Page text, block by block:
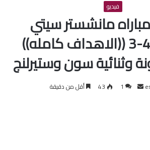
فيديو
مانشستر سيتي
وتوتنهام 4-3 ((الاهداف كامله))
وثنائية سون وستيرلنج
أرسل 1
43 أقل من دقيقة